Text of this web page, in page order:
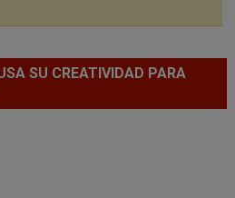
SU CREATIVIDAD PARA